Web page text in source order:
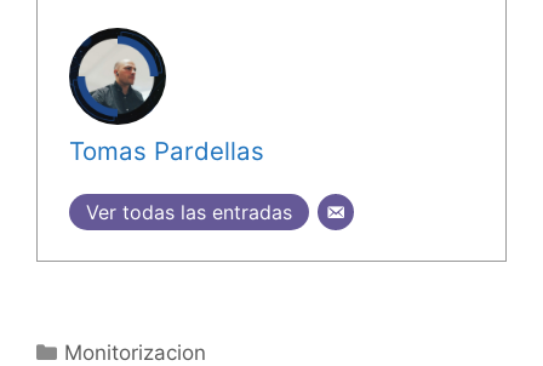
Tomas Pardellas
Ver todas las entradas
Categorías
Monitorizacion